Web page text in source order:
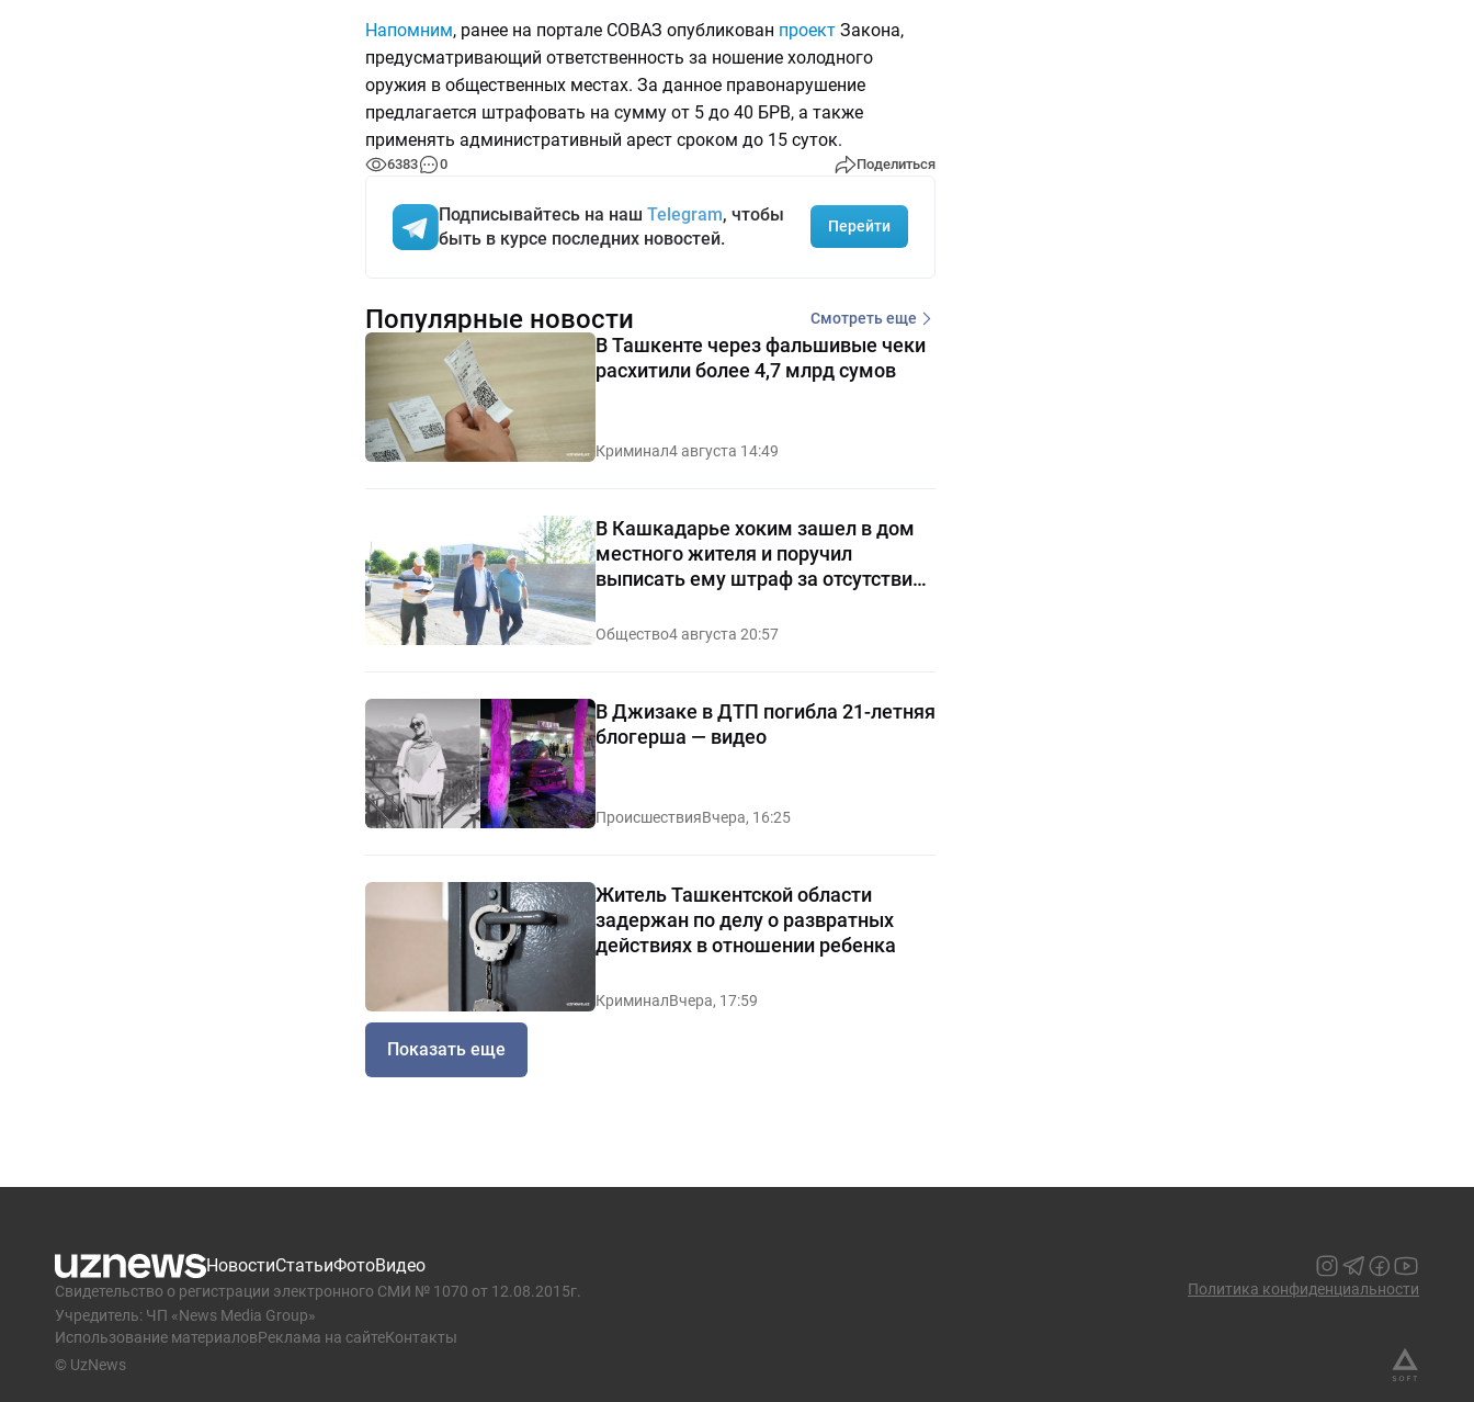
Напомним, ранее на портале СОВАЗ опубликован проектЗакона,
предусматривающий ответственность за ношение холодного
оружия в общественных местах. За данное правонарушение
предлагается штрафовать на сумму от 5 до 40 БРВ, а также
применять административный арест сроком до 15 суток.
6383 0 Поделиться
Подписывайтесь на наш Telegram, чтобы
быть в курсе последних новостей.
Перейти
Популярные новости Смотреть еще
В Ташкенте через фальшивые чеки
расхитили более 4,7 млрд сумов
Криминал4 августа 14:49
В Кашкадарье хоким зашел в дом
местного жителя и поручил
выписать ему штраф за отсутствие
чистоты — видео
Общество4 августа 20:57
В Джизаке в ДТП погибла 21-летняя
блогерша — видео
ПроисшествияВчера, 16:25
Житель Ташкентской области
задержан по делу о развратных
действиях в отношении ребенка
КриминалВчера, 17:59
Показать еще
НовостиСтатьиФотоВидео
Свидетельство о регистрации электронного СМИ № 1070 от 12.08.2015г.
Учредитель: ЧП «News Media Group»
Использование материаловРеклама на сайтеКонтакты
Политика конфиденциальности
© UzNews